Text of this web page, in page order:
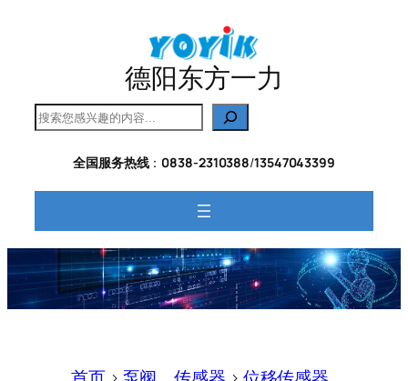
德阳东方一力
搜
索
全国服务热线： 0838-2310388/13547043399